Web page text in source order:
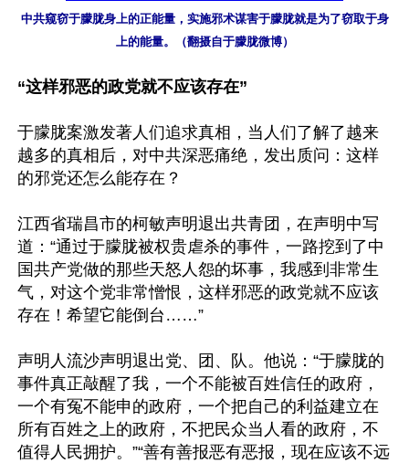
中共窥窃于朦胧身上的正能量，实施邪术谋害于朦胧就是为了窃取于身
上的能量。（翻摄自于朦胧微博）
“这样邪恶的政党就不应该存在”
于朦胧案激发著人们追求真相，当人们了解了越来
越多的真相后，对中共深恶痛绝，发出质问：这样
的邪党还怎么能存在？
江西省瑞昌市的柯敏声明退出共青团，在声明中写
道：“通过于朦胧被权贵虐杀的事件，一路挖到了中
国共产党做的那些天怒人怨的坏事，我感到非常生
气，对这个党非常憎恨，这样邪恶的政党就不应该
存在！希望它能倒台……”
声明人流沙声明退出党、团、队。他说：“于朦胧的
事件真正敲醒了我，一个不能被百姓信任的政府，
一个有冤不能申的政府，一个把自己的利益建立在
所有百姓之上的政府，不把民众当人看的政府，不
值得人民拥护。”“善有善报恶有恶报，现在应该不远